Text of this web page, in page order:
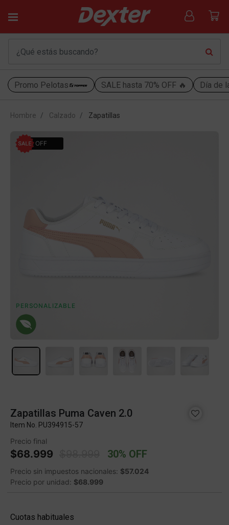
Promo Pelotas SALE hasta 70% OFF 🔥 Día de
Hombre Calzado Zapatillas
30% OFF
PERSONALIZABLE
Zapatillas Puma Caven 2.0
Item No. PU394915-57
Precio final
$68.999 Price reduced from
30% OFF
Precio sin impuestos nacionales: $57.024
Precio por unidad: $68.999
Cuotas habituales